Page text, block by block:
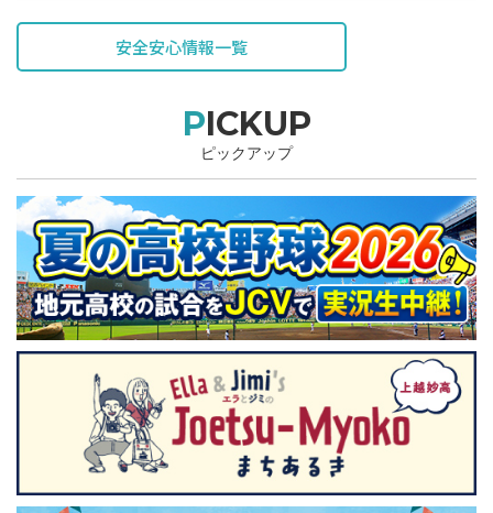
安全安心情報一覧
PICKUP
ピックアップ